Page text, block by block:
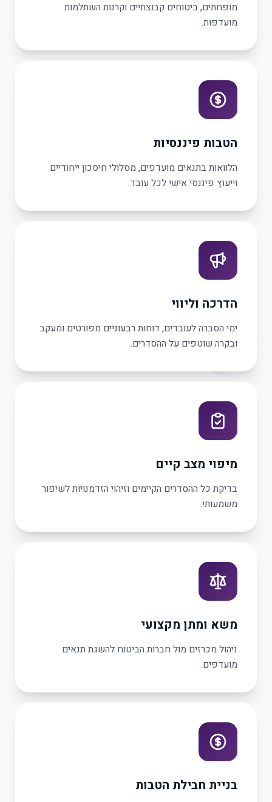
מופחתים, ביטוחים קבוצתיים וקרנות השתלמות
מועדפות.
הטבות פיננסיות
הלוואות בתנאים מועדפים, מסלולי חיסכון ייחודיים
וייעוץ פיננסי אישי לכל עובד.
הדרכה וליווי
ימי הסברה לעובדים, דוחות רבעוניים מפורטים ומעקב
ובקרה שוטפים על ההסדרים.
מיפוי מצב קיים
בדיקת כל ההסדרים הקיימים וזיהוי הזדמנויות לשיפור
משמעותי.
משא ומתן מקצועי
ניהול מכרזים מול חברות הביטוח להשגת תנאים
מועדפים.
בניית חבילת הטבות